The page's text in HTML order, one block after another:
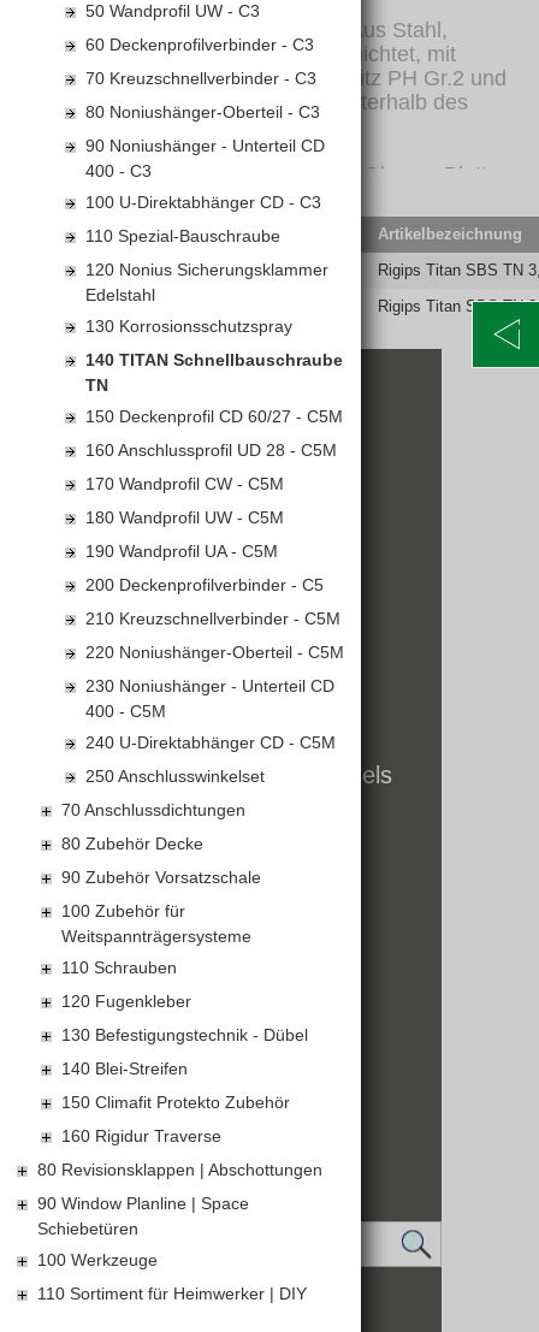
50 Wandprofil UW - C3
60 Deckenprofilverbinder - C3
70 Kreuzschnellverbinder - C3
80 Noniushänger-Oberteil - C3
90 Noniushänger - Unterteil CD
400 - C3
100 U-Direktabhänger CD - C3
110 Spezial-Bauschraube
120 Nonius Sicherungsklammer
Edelstahl
130 Korrosionsschutzspray
140 TITAN Schnellbauschraube
TN
150 Deckenprofil CD 60/27 - C5M
160 Anschlussprofil UD 28 - C5M
170 Wandprofil CW - C5M
180 Wandprofil UW - C5M
190 Wandprofil UA - C5M
200 Deckenprofilverbinder - C5
210 Kreuzschnellverbinder - C5M
220 Noniushänger-Oberteil - C5M
230 Noniushänger - Unterteil CD
400 - C5M
240 U-Direktabhänger CD - C5M
250 Anschlusswinkelset
70 Anschlussdichtungen
80 Zubehör Decke
90 Zubehör Vorsatzschale
100 Zubehör für
Weitspannträgersysteme
110 Schrauben
120 Fugenkleber
130 Befestigungstechnik - Dübel
140 Blei-Streifen
150 Climafit Protekto Zubehör
160 Rigidur Traverse
80 Revisionsklappen | Abschottungen
90 Window Planline | Space
Schiebetüren
100 Werkzeuge
110 Sortiment für Heimwerker | DIY
Typ TUN nach EN 14566. Aus Stahl,
spezialbehandelt, C5 beschichtet, mit
Schneidringkopf, Kreuzschlitz PH Gr.2 und
gegenläufigem Gewinde unterhalb des
Schraubenkopfes.
Zur Befestigung von Rigips Glasroc Platten
auf Metallprofilen aus Stahlblech bis 0,7 mm
Keine Lagerware, Lieferzeit auf Anfrage.
EAN-Code Lief.Art.Nr. Artikelbezeichnung
4002806927679 5200692933 Rigips Titan SBS TN
4002806927686 Rigips Titan SBS TN
KONTAKT
Alte Poststraße 171
A-8020 Graz
Telefon: +43 316 5971 0
info@kormann.at
ÖFFNUNGSZEITEN
MO-DO:
06:30 - 17:00 Uhr
06:30 - 14:00 Uhr
geschlossen
Öffnungszeiten zum Jahreswechsels
finden Sie hier
IMPRESSUM